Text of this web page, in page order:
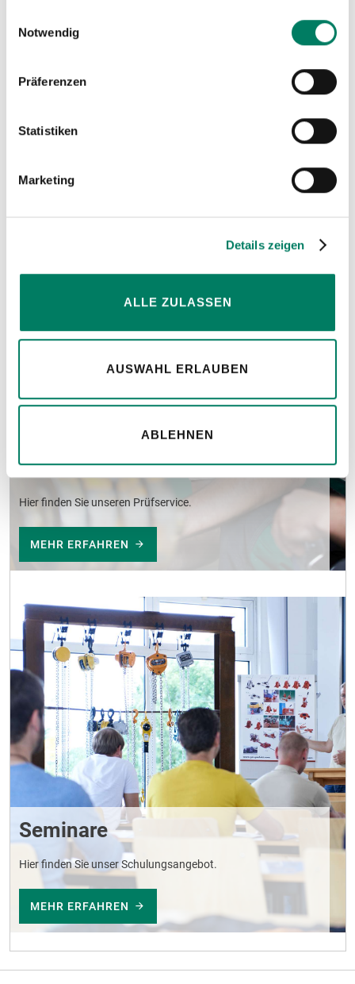
Notwendig
Präferenzen
Statistiken
Marketing
Details zeigen
ALLE ZULASSEN
AUSWAHL ERLAUBEN
ABLEHNEN
für Anschlagmittel, Seile und Bowdenzüge.
MEHR ERFAHREN
Prüfservice
Hier finden Sie unseren Prüfservice.
MEHR ERFAHREN
Seminare
Hier finden Sie unser Schulungsangebot.
MEHR ERFAHREN